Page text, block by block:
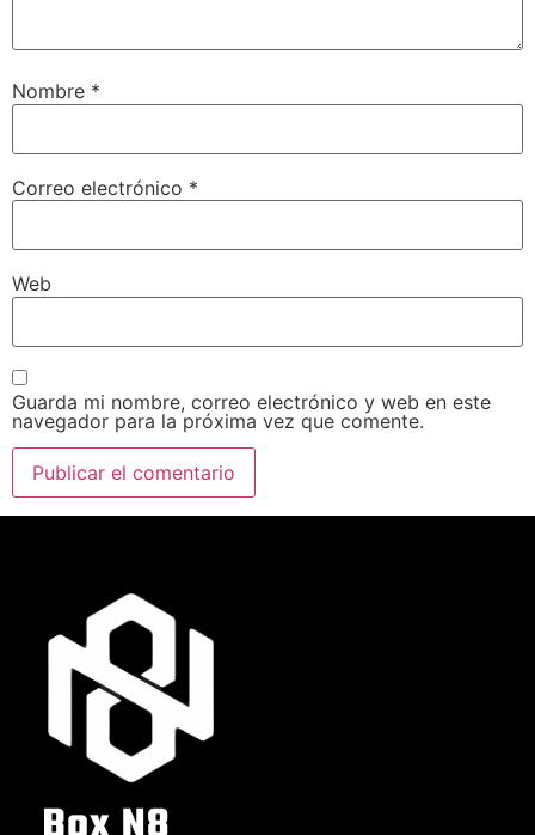
Nombre *
Correo electrónico *
Web
Guarda mi nombre, correo electrónico y web en este
navegador para la próxima vez que comente.